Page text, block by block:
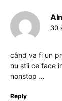
30
când va fi un
nu știi ce face
nonstop …
Reply